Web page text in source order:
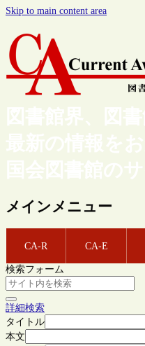
Skip to main content area
図書館界、図
最新の情報を
国会図書館の
メインメニュー
CA-R CA-E
検索フォーム
詳細検索
タイトル
本文